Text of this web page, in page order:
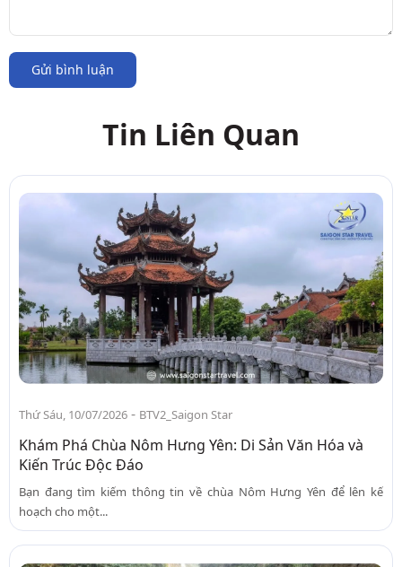
Gửi bình luận
Tin Liên Quan
Thứ Sáu, 10/07/2026 - BTV2_Saigon Star
Khám Phá Chùa Nôm Hưng Yên: Di Sản Văn Hóa và
Kiến Trúc Độc Đáo
Bạn đang tìm kiếm thông tin về chùa Nôm Hưng Yên để lên kế
hoạch cho một...